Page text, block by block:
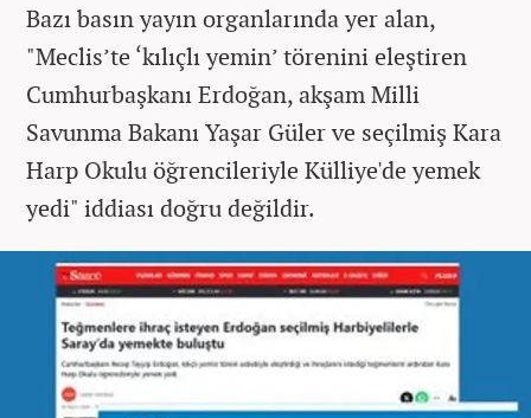
Bazı basın yayın organlarında yer alan,
"Meclis’te ‘kılıçlı yemin’ törenini eleştiren
Cumhurbaşkanı Erdoğan, akşam Milli
Savunma Bakanı Yaşar Güler ve seçilmiş Kara
Harp Okulu öğrencileriyle Külliye'de yemek
yedi" iddiası doğru değildir.